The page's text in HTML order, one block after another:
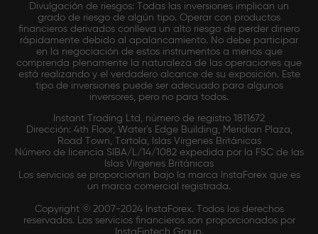
Divulgación de riesgos: Todas las inversiones implican un
grado de riesgo de algún tipo. Operar con productos
financieros derivados conlleva un alto riesgo de perder dinero
rápidamente debido al apalancamiento. No debe participar
en la negociación de estos instrumentos a menos que
comprenda plenamente la naturaleza de las operaciones que
está realizando y el verdadero alcance de su exposición. Este
tipo de inversiones puede ser adecuado para algunos
inversores, pero no para todos.
Instant Trading Ltd, número de registro 1811672
Dirección: 4th Floor, Water's Edge Building, Meridian Plaza,
Road Town, Tortola, Islas Vírgenes Británicas
Número de licencia SIBA/L/14/1082 expedida por la FSC de las
Islas Vírgenes Británicas
Los servicios se proporcionan bajo la marca InstaForex que es
un marca comercial registrada.
Copyright © 2007-2024 InstaForex. Todos los derechos
reservados. Los servicios financieros son proporcionados por
InstaFintech Group.